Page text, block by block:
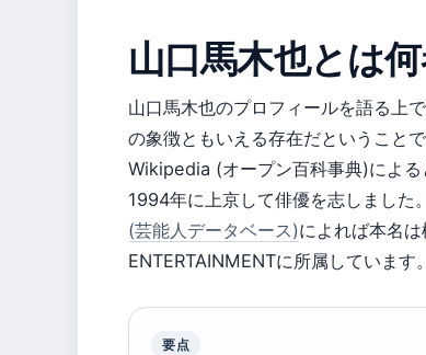
山口馬木也とは
山口馬木也のプロフィールを語る上
の象徴ともいえる存在だということ
Wikipedia (オープン百科事典)による
1994年に上京して俳優を志しました
(芸能人データベース)によれば本名
ENTERTAINMENTに所属しています。
要点